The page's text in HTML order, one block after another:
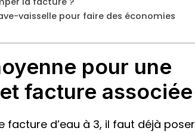
vaisselle pour faire des économies
pour une
facture associée
facture d’eau à 3, il faut déjà poser